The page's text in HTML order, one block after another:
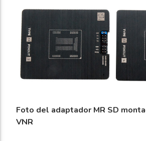
Foto del adaptador MR SD
VNR